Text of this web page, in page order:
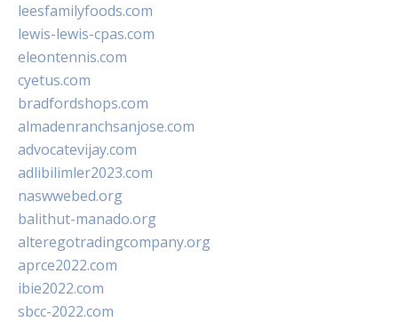
leesfamilyfoods.com
lewis-lewis-cpas.com
eleontennis.com
cyetus.com
bradfordshops.com
almadenranchsanjose.com
advocatevijay.com
adlibilimler2023.com
naswwebed.org
balithut-manado.org
alteregotradingcompany.org
aprce2022.com
ibie2022.com
sbcc-2022.com